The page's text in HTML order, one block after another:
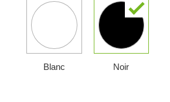
Blanc Noir